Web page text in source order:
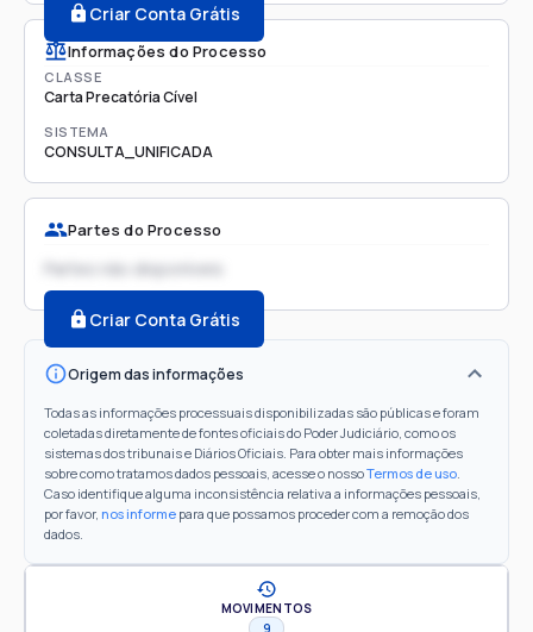
Criar Conta Grátis
Informações do Processo
CLASSE
Carta Precatória Cível
SISTEMA
CONSULTA_UNIFICADA
Partes do Processo
Partes não disponíveis
Criar Conta Grátis
Origem das informações
Todas as informações processuais disponibilizadas são públicas e foram
coletadas diretamente de fontes oficiais do Poder Judiciário, como os
sistemas dos tribunais e Diários Oficiais. Para obter mais informações
sobre como tratamos dados pessoais, acesse o nossoTermos de uso.
Caso identifique alguma inconsistência relativa a informações pessoais,
por favor, nos informe para que possamos proceder com a remoção dos
dados.
MOVIMENTOS
9